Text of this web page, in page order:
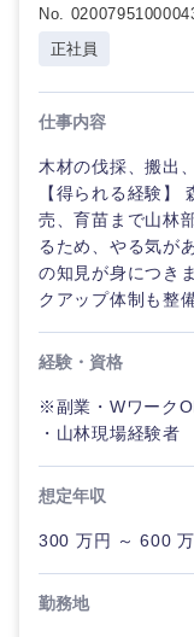
山口県
香川県
高知県
九州・沖縄
No.
正社員
仕事内容
木材の伐採、搬出
【得られる経験】
売、育苗まで山林
るため、やる気が
の知見が身につき
クアップ体制も整
経験・資格
※副業・Wワーク
・山林現場経験者
想定年収
300 万円 ～ 600
勤務地